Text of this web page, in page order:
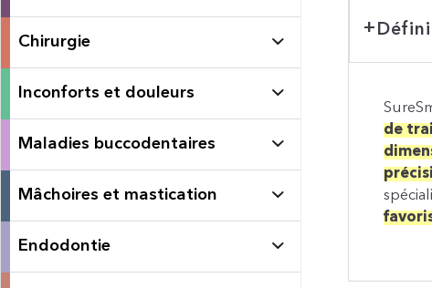
Chirurgie
Inconforts et douleurs
Maladies buccodentaires
Mâchoires et mastication
Endodontie
de